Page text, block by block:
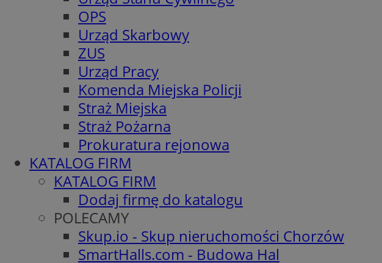
OPS
Urząd Skarbowy
ZUS
Urząd Pracy
Komenda Miejska Policji
Straż Miejska
Straż Pożarna
Prokuratura rejonowa
KATALOG FIRM
KATALOG FIRM
Dodaj firmę do katalogu
POLECAMY
Skup.io - Skup nieruchomości Chorzów
SmartHalls.com - Budowa Hal